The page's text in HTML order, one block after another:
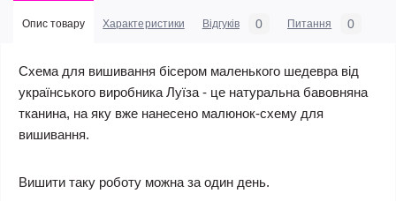
Опис товару Характеристики Відгуків 0 Питання 0
Схема для вишивання бісером маленького шедевра від
українського виробника Луїза - це натуральна бавовняна
тканина, на яку вже нанесено малюнок-схему для
вишивання.
Вишити таку роботу можна за один день.